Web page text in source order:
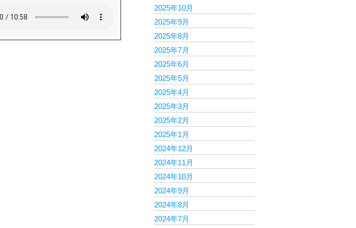
2025年10月
2025年9月
2025年8月
2025年7月
2025年6月
2025年5月
2025年4月
2025年3月
2025年2月
2025年1月
2024年12月
2024年11月
2024年10月
2024年9月
2024年8月
2024年7月